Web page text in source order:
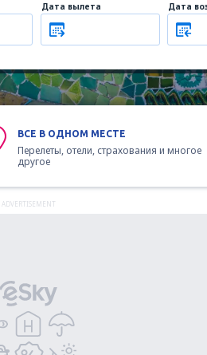
Дата вылета Дата
ВСЕ В ОДНОМ МЕСТЕ
Перелеты, отели, страхования и многое
другое
ADVERTISEMENT